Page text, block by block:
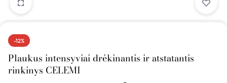
-12%
Plaukus intensyviai drėkinantis ir atstatantis
rinkinys CELEMI